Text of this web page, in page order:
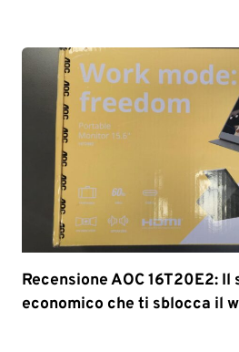
Recensione AOC 16T20E2:
economico che ti sblocca il